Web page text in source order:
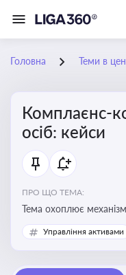
Головна Теми в
Комплаєнс-
осіб: кейси
ПРО ЩО ТЕМА:
Тема охоплює
законодавства
ризикам та підвищення
Управління активами